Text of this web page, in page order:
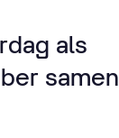
als
samen